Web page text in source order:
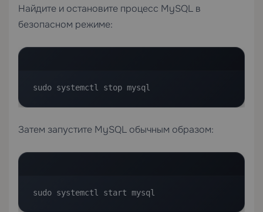
Найдите и остановите процесс MySQL в
безопасном режиме:
sudo systemctl stop mysql
Затем запустите MySQL обычным образом:
sudo systemctl start mysql